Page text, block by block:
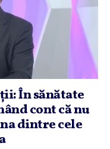
În sănătate
cont că nu
dintre cele